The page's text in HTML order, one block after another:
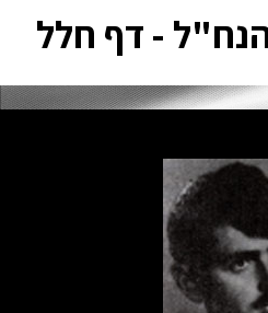
- דף חלל